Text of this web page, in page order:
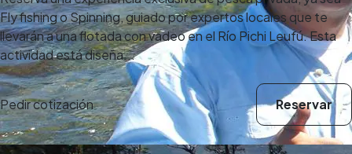
Fly fishing o Spinning, guiado por expertos locales que te
llevarán a una flotada con vadeo en el Río Pichi Leufú. Esta
actividad está diseña...
Pedir cotización Reservar